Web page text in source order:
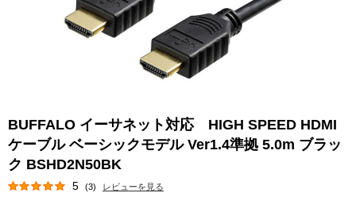
BUFFALO イーサネット対応 HIGH SPEED HDMI
ケーブル ベーシックモデル Ver1.4準拠 5.0m ブラッ
ク BSHD2N50BK
5 (3) レビューを見る